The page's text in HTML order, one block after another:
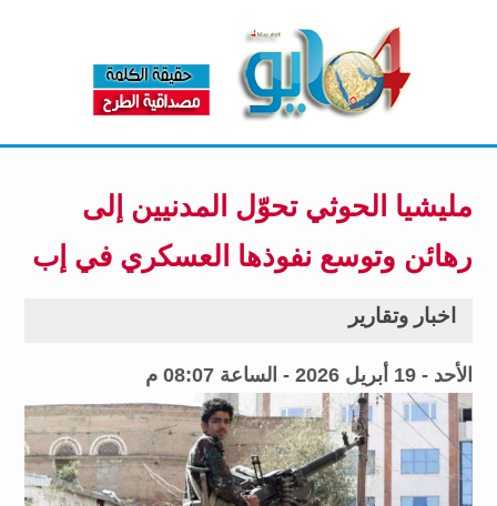
مليشيا الحوثي تحوّل المدنيين إلى
رهائن وتوسع نفوذها العسكري في إب
اخبار وتقارير
الأحد - 19 أبريل 2026 - الساعة 08:07 م